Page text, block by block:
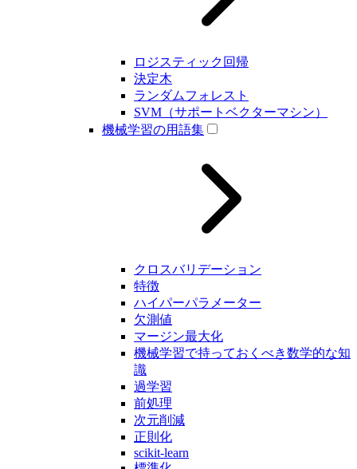
ロジスティック回帰
決定木
ランダムフォレスト
SVM（サポートベクターマシン）
機械学習の用語集
クロスバリデーション
特徴
ハイパーパラメーター
欠測値
マージン最大化
機械学習で持っておくべき数学的な知
識
過学習
前処理
次元削減
正則化
scikit-learn